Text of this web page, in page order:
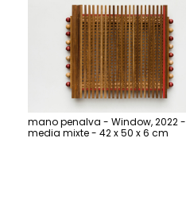
mano penalva - Window, 2022 -
media mixte - 42 x 50 x 6 cm